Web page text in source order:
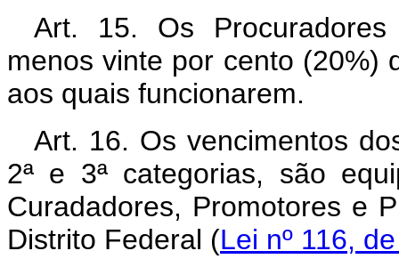
Art. 15. Os
menos vinte por cento (20%)
aos quais funcionarem.
Art. 16. Os vencimentos
2ª e 3ª categorias, são
Curadadores, Promotores e
Distrito Federal (Lei nº 116,